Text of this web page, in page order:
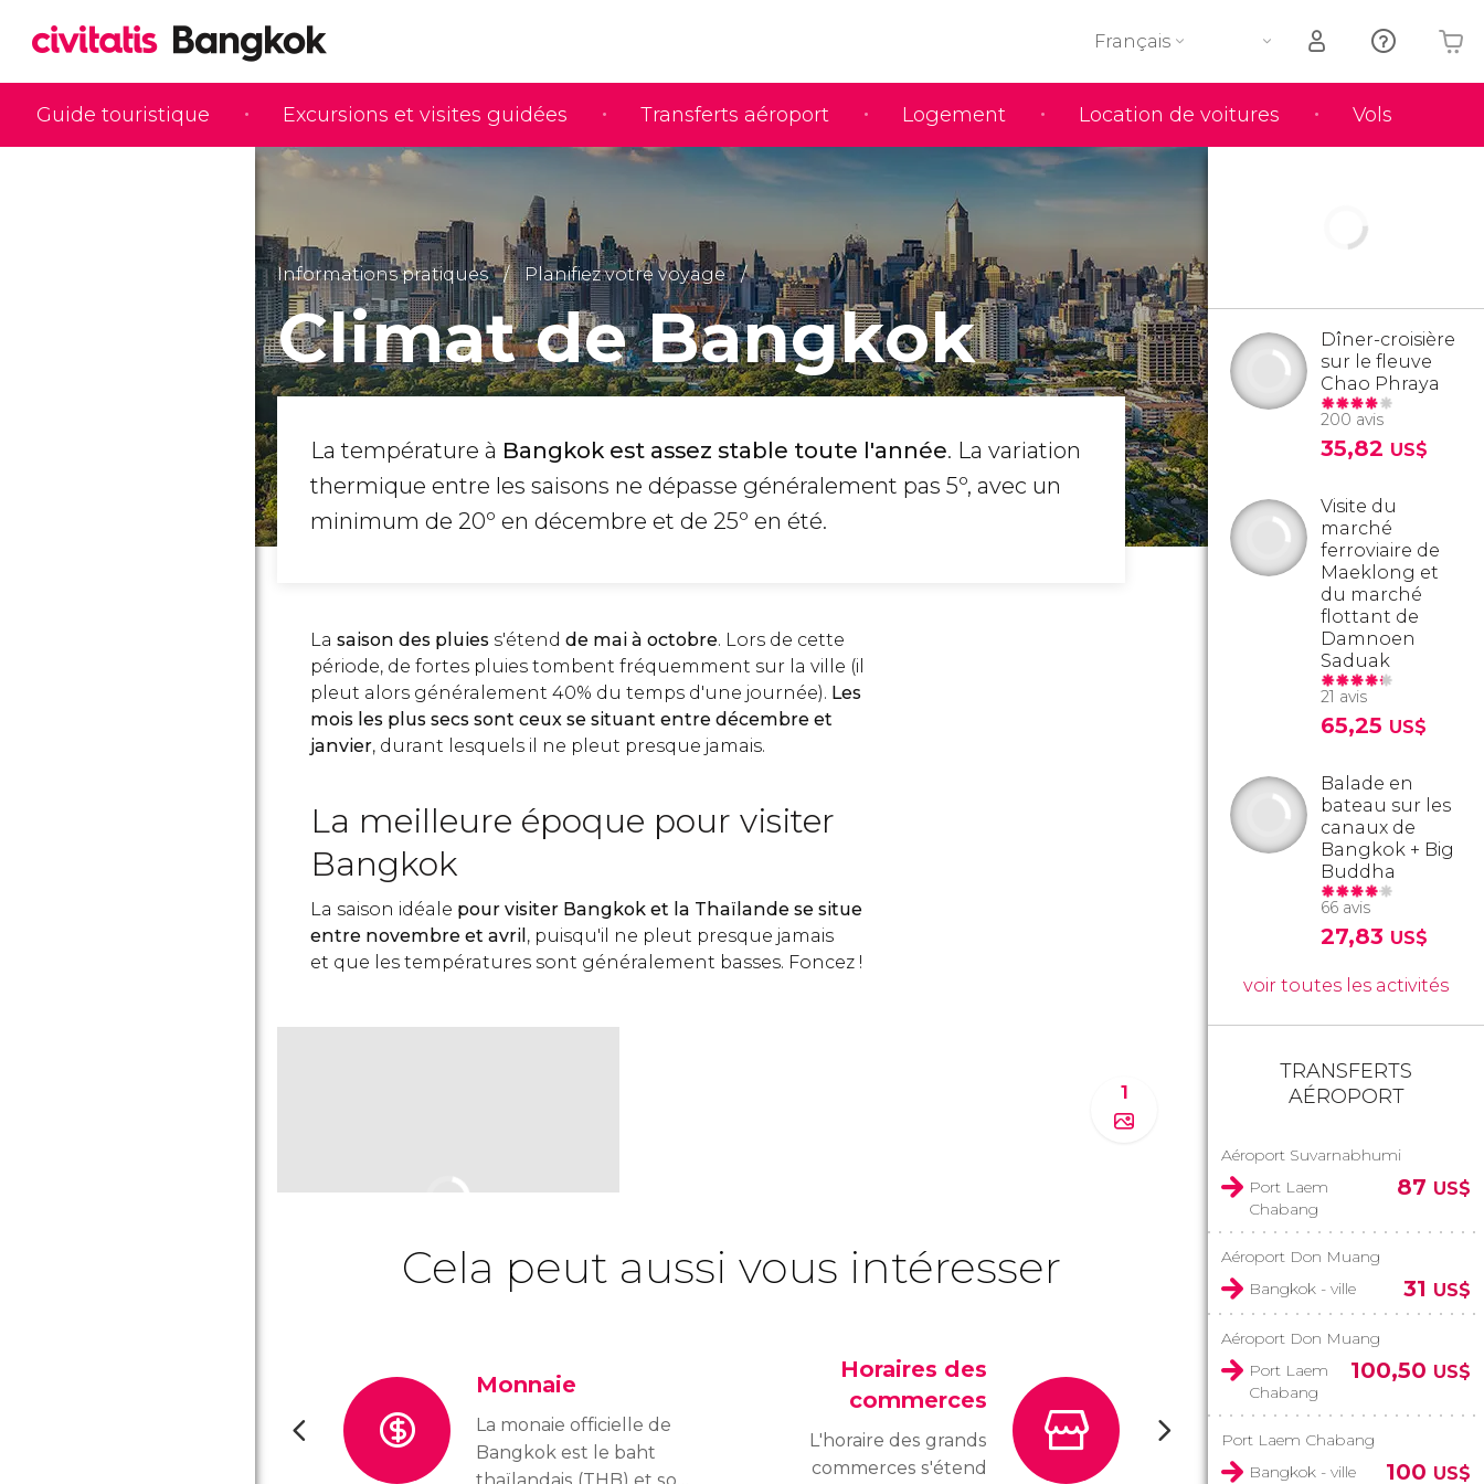
Guide touristique Excursions et visites guidées Transferts aéroport Logement Location de voitures Vols
Français
Votre panier est vide
Informations pratiques Planifiez votre voyage
Climat de Bangkok
La température à Bangkok est assez stable toute l'année. La variation
thermique entre les saisons ne dépasse généralement pas 5º, avec un
minimum de 20º en décembre et de 25º en été.
La saison des pluies s'étend de mai à octobre. Lors de cette
période, de fortes pluies tombent fréquemment sur la ville (il
pleut alors généralement 40% du temps d'une journée). Les
mois les plus secs sont ceux se situant entre décembre et
janvier, durant lesquels il ne pleut presque jamais.
La meilleure époque pour visiter
Bangkok
La saison idéale pour visiter Bangkok et la Thaïlande se situe
entre novembre et avril , puisqu'il ne pleut presque jamais
et que les températures sont généralement basses. Foncez !
1
Cela peut aussi vous intéresser
Monnaie
La monaie officielle de
Bangkok est le baht
Horaires des
commerces
L'horaire des grands
commerces s'étend
Dîner-croisière
sur le fleuve
Chao Phraya
200 avis
35,82 US$
Visite du
marché
ferroviaire de
Maeklong et
du marché
flottant de
Damnoen
Saduak
21 avis
65,25 US$
Balade en
bateau sur les
canaux de
Bangkok + Big
Buddha
66 avis
27,83 US$
voir toutes les activités
TRANSFERTS
AÉROPORT
Aéroport Suvarnabhumi
Port Laem
Chabang
87 US$
Aéroport Don Muang
Bangkok - ville
31 US$
Aéroport Don Muang
Port Laem
Chabang
100,50 US$
Port Laem Chabang
Bangkok - ville
100 US$